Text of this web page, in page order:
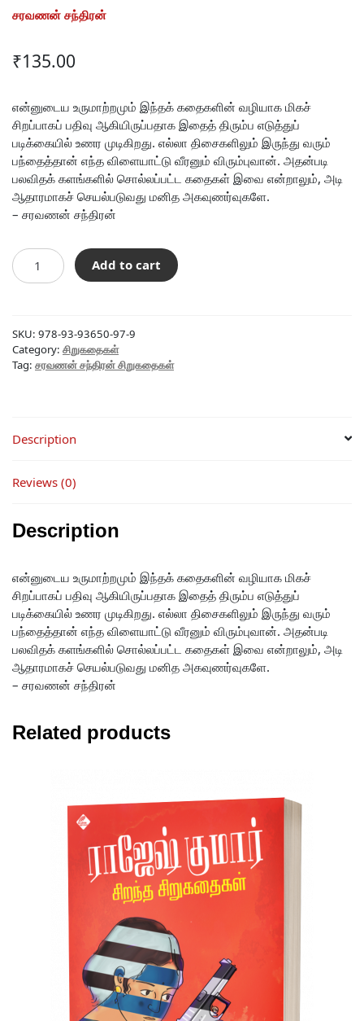
சரவணன் சந்திரன்
₹135.00
என்னுடைய உருமாற்றமும் இந்தக் கதைகளின் வழியாக மிகச்
சிறப்பாகப் பதிவு ஆகியிருப்பதாக இதைத் திரும்ப எடுத்துப்
படிக்கையில் உணர முடிகிறது. எல்லா திசைகளிலும் இருந்து வரும்
பந்தைத்தான் எந்த விளையாட்டு வீரனும் விரும்புவான். அதன்படி
பலவிதக் களங்களில் சொல்லப்பட்ட கதைகள் இவை என்றாலும், அடி
ஆதாரமாகச் செயல்படுவது மனித அகவுணர்வுகளே.
– சரவணன் சந்திரன்
சல்பாஸ்
quantity
Add to cart
SKU: 978-93-93650-97-9
Category: சிறுகதைகள்
Tag: சரவணன் சந்திரன் சிறுகதைகள்
Description
Reviews (0)
Description
என்னுடைய உருமாற்றமும் இந்தக் கதைகளின் வழியாக மிகச்
சிறப்பாகப் பதிவு ஆகியிருப்பதாக இதைத் திரும்ப எடுத்துப்
படிக்கையில் உணர முடிகிறது. எல்லா திசைகளிலும் இருந்து வரும்
பந்தைத்தான் எந்த விளையாட்டு வீரனும் விரும்புவான். அதன்படி
பலவிதக் களங்களில் சொல்லப்பட்ட கதைகள் இவை என்றாலும், அடி
ஆதாரமாகச் செயல்படுவது மனித அகவுணர்வுகளே.
– சரவணன் சந்திரன்
Related products